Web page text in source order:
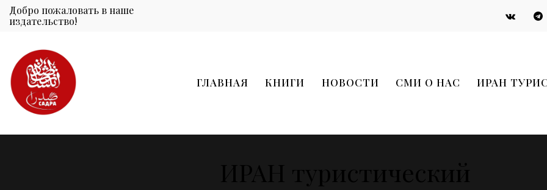
Добро пожаловать в наше
издательство!
ГЛАВНАЯ КНИГИ НОВОСТИ СМИ О НАС ИРАН